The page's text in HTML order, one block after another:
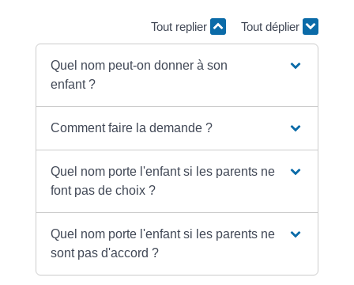
Tout replier Tout déplier
Quel nom peut-on donner à son
enfant ?
Comment faire la demande ?
Quel nom porte l'enfant si les parents ne
font pas de choix ?
Quel nom porte l'enfant si les parents ne
sont pas d'accord ?